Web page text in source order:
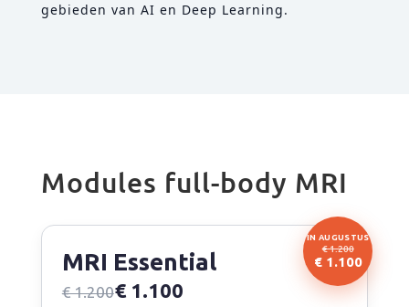
gebieden van AI en Deep Learning.
Modules full-body MRI
IN AUGUSTUS
€ 1.200
€ 1.100
MRI Essential
€ 1.200€ 1.100